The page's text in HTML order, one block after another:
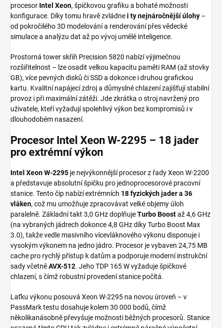
procesor Intel Xeon, špičkovou grafiku a bohaté možnosti
konfigurace. Díky tomu hravě zvládnei ty nejnáročnější úlohy –
od pokročilého 3D modelování a renderování přes vědecké
simulace a analýzu dat až po vývoj umělé inteligence.
Prostorná tower skříň Precision 5820 nabízí výjimečnou
rozšiřitelnost – lze osadit velkou kapacitu paměti RAM (až stovky
GB), více pevných disků či SSD a dokonce i druhou grafickou
kartu. Kvalitní napájecí zdroj a důmyslné chlazení zajišťují stabilní
provoz i při maximální zátěži. Jde zkrátka o stroj navržený pro
uživatele, kteří vyžadují spolehlivý výkon bez kompromisů i v
dlouhodobém nasazení.
Procesor Intel Xeon W-2295 – 18 jader
pro extrémní výkon
Intel Xeon W-2295 je nejvýkonnější procesor z řady Xeon W-2200
a představuje absolutní špičku pro jednoprocesorové pracovní
stanice. Tento čip nabízí extrémních 18 fyzických jader a 36
vláken, což mu umožňuje zpracovávat velké objemy úloh
paralelně. Základní takt 3,0 GHz doplňujeTurbo Boostaž 4,6 GHz
(na vybraných jádrech dokonce 4,8 GHz díky Turbo Boost Max
3.0), takže vedle masivního vícevláknového výkonu disponuje i
vysokým výkonem na jedno jádro. Procesor je vybaven 24,75 MB
cache pro rychlý přístup k datům a podporuje moderní instrukční
sady včetněAVX-512. Jeho TDP 165 W vyžaduje špičkové
chlazení, s čímž robustní provedení stanice počítá.
Laťku výkonu posouvá Xeon W-2295 na novou úroveň – v
PassMark testu dosahuje kolem 30 000 bodů, čímž
několikanásobně převyšuje možnosti běžných procesorů. Stanice